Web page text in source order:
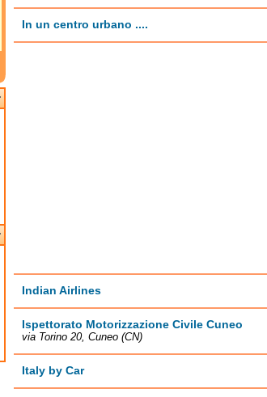
In un centro urbano ....
Indian Airlines
Ispettorato Motorizzazione Civile Cuneo
via Torino 20, Cuneo (CN)
Italy by Car